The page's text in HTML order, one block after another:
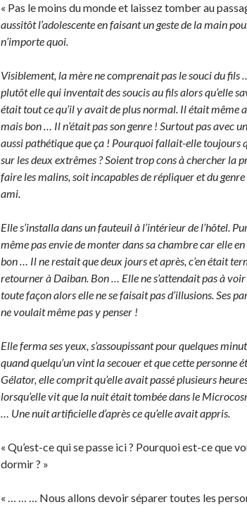
« Pas le moins du monde et laissez tomber au
aussitôt l’adolescente en faisant un geste de la main
n’importe quoi.
Visiblement, la mère ne comprenait pas le souci du fils
plutôt elle qui inventait des soucis au fils alors qu’elle
était tout ce qu’il y avait de plus normal. Il était même
mais bon … Il n’était pas son genre ! Surtout pas avec
aussi pathétique que ça ! Pourquoi fallait-elle toujours
sur les deux extrêmes ? Soient trop cons à chercher la
faire les malins, soit incapables de répliquer et du genre
ami.
Elle s’installa dans un fauteuil à l’intérieur de l’hôtel.
même pas envie de monter dans sa chambre car elle
bon … Il ne restait que deux jours et après, c’en était
retourner à Daiban. Bon … Elle ne s’attendait pas à voir
toute façon alors elle ne se faisait pas d’illusions. Ses
ne voulait même pas y penser !
Elle ferma ses yeux, s’assoupissant pour quelques
quand quelqu’un vint la secouer et que cette personne
Gélator, elle comprit qu’elle avait passé plusieurs
lorsqu’elle vit que la nuit était tombée dans le
… Une nuit artificielle d’après ce qu’elle avait appris.
« Qu’est-ce qui se passe ici ? Pourquoi est-ce que
dormir ? »
« … … … Nous allons devoir séparer toutes les